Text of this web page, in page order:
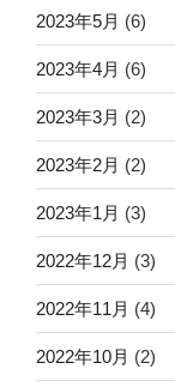
2023年5月 (6)
2023年4月 (6)
2023年3月 (2)
2023年2月 (2)
2023年1月 (3)
2022年12月 (3)
2022年11月 (4)
2022年10月 (2)